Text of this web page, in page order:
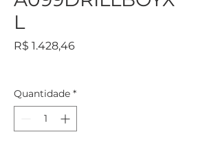
L
R$ 1.428,46Preço
Quantidade *